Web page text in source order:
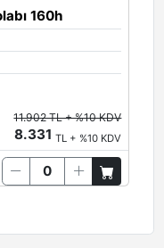
160h
11.902 TL + %10 KDV
8.331TL + %10 KDV